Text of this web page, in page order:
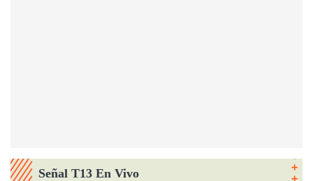
Señal T13 En Vivo